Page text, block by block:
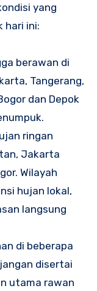
yang
hari ini:
berawan di
Tangerang,
dan Depok
ringan
Jakarta
Wilayah
hujan lokal,
langsung
di beberapa
disertai
utama rawan